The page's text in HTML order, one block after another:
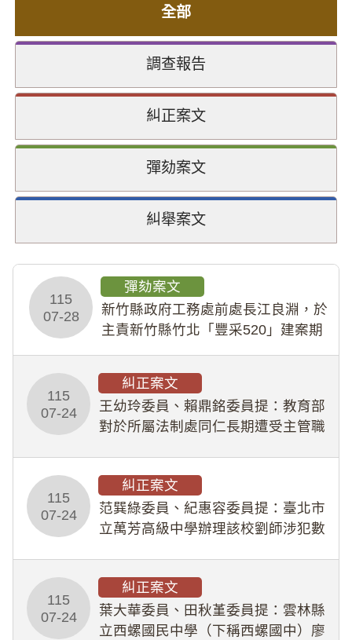
全部
調查報告
糾正案文
彈劾案文
糾舉案文
115
07-28
彈劾案文
新竹縣政府工務處前處長江良淵，於
主責新竹縣竹北「豐采520」建案期
幣1,483萬餘元，並長期收受建商餽
贈；復罔顧公共安全，圖利默許建商
於停工期間
115
07-24
糾正案文
王幼玲委員、賴鼎銘委員提：教育部
對於所屬法制處同仁長期遭受主管職
人員保障法」及「職業安全衛生法」
所定維護公務人員
115
07-24
糾正案文
范巽綠委員、紀惠容委員提：臺北市
立萬芳高級中學辦理該校劉師涉犯數
業把關與糾錯功能，不僅首份調查報
告漏未審酌師生不
115
07-24
糾正案文
葉大華委員、田秋堇委員提：雲林縣
立西螺國民中學（下稱西螺國中）廖